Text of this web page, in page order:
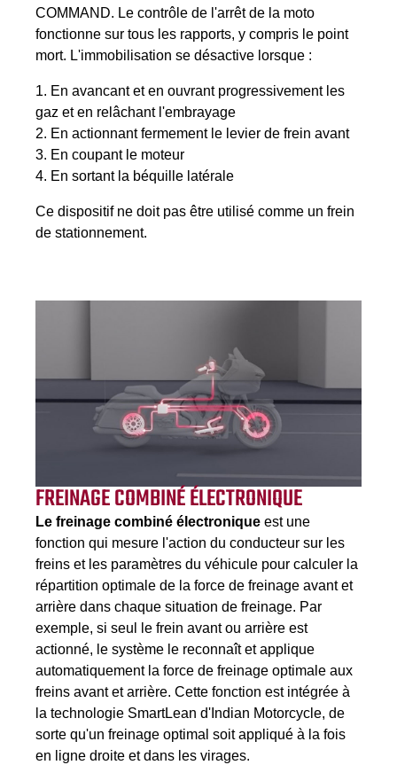
COMMAND. Le contrôle de l'arrêt de la moto
fonctionne sur tous les rapports, y compris le point
mort. L'immobilisation se désactive lorsque :
En avancant et en ouvrant progressivement les
gaz et en relâchant l'embrayage
En actionnant fermement le levier de frein avant
En coupant le moteur
En sortant la béquille latérale
Ce dispositif ne doit pas être utilisé comme un frein
de stationnement.
FREINAGE COMBINÉ ÉLECTRONIQUE
Le freinage combiné électronique est une
fonction qui mesure l'action du conducteur sur les
freins et les paramètres du véhicule pour calculer la
répartition optimale de la force de freinage avant et
arrière dans chaque situation de freinage. Par
exemple, si seul le frein avant ou arrière est
actionné, le système le reconnaît et applique
automatiquement la force de freinage optimale aux
freins avant et arrière. Cette fonction est intégrée à
la technologie SmartLean d'Indian Motorcycle, de
sorte qu'un freinage optimal soit appliqué à la fois
en ligne droite et dans les virages.